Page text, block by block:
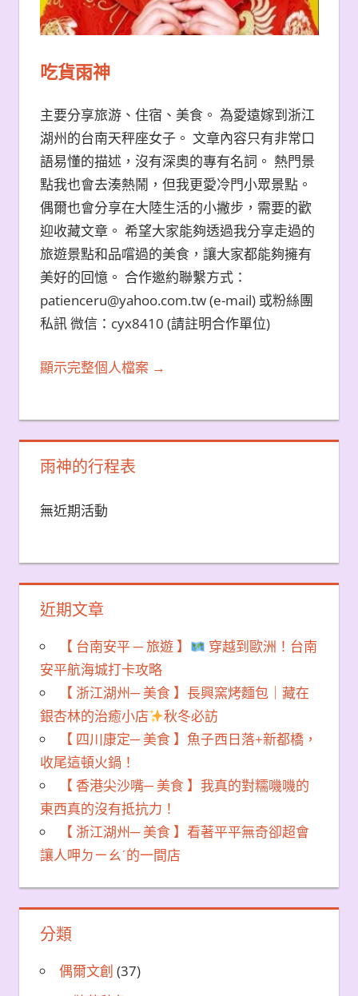
吃貨雨神
主要分享旅游、住宿、美食。 為愛遠嫁到浙江
湖州的台南天秤座女子。 文章內容只有非常口
語易懂的描述，沒有深奧的專有名詞。 熱門景
點我也會去湊熱鬧，但我更愛冷門小眾景點。
偶爾也會分享在大陸生活的小撇步，需要的歡
迎收藏文章。 希望大家能夠透過我分享走過的
旅遊景點和品嚐過的美食，讓大家都能夠擁有
美好的回憶。 合作邀約聯繫方式：
patienceru@yahoo.com.tw (e-mail) 或粉絲團
私訊 微信：cyx8410 (請註明合作單位)
顯示完整個人檔案 →
雨神的行程表
無近期活動
近期文章
【 台南安平 ─ 旅遊 】
穿越到歐洲！台南
安平航海城打卡攻略
【 浙江湖州─ 美食 】長興窯烤麵包｜藏在
銀杏林的治癒小店
秋冬必訪
【 四川康定─ 美食 】魚子西日落+新都橋，
收尾這頓火鍋！
【 香港尖沙嘴─ 美食 】我真的對糯嘰嘰的
東西真的沒有抵抗力！
【 浙江湖州─ 美食 】看著平平無奇卻超會
讓人呷ㄉㄧㄠˊ的一間店
分類
偶爾文創 (37)